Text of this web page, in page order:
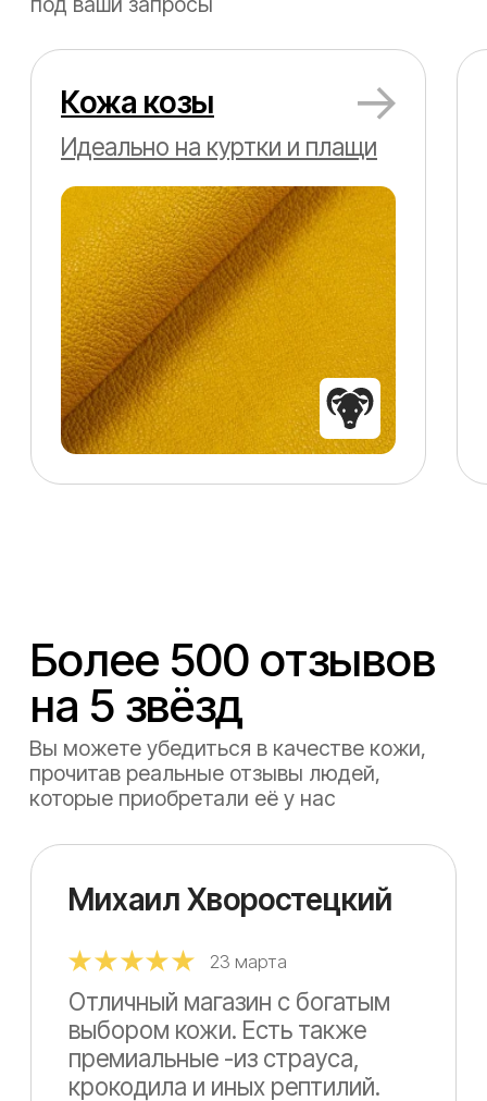
Более 500 отзывов
на 5 звёзд
Вы можете убедиться в качестве кожи,
прочитав реальные отзывы людей,
которые приобретали её у нас
Отличный магазин с богатым
выбором кожи. Есть также
премиальные -из страуса,
крокодила и иных рептилий.
Цены умеренные. Рекомендую
всем любителям и мастерам
по коже, с пустыми руками
не уйдете точно.
Отличный магазин
с великолепными людьми,
профессионалами своего дела!
Помимо огромного выбора
качественной кожи от лучших
итальянских фабрик я получил
огромное удовольствие
от обслуживания и общения.
Все доступно, информативно
оказывают услугу двоения
покупать в одном месте,
а двоить в другом. Итак,
и ее ассортимент
ответов и подбора кожи Это
вы все найдете в этом
магазине Советую!!!
Михаил Хворостецкий
23 марта